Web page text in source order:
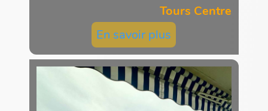
Tours Centre
En savoir plus